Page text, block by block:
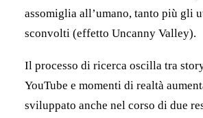
assomiglia all’umano, tanto più gli
sconvolti (effetto Uncanny Valley).
Il processo di ricerca oscilla tra
YouTube e momenti di realtà
sviluppato anche nel corso di due